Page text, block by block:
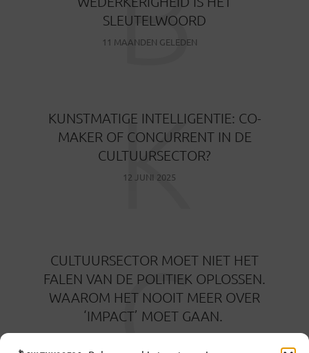
SLEUTELWOORD
11 MAANDEN GELEDEN
KUNSTMATIGE INTELLIGENTIE: CO-
MAKER OF CONCURRENT IN DE
CULTUURSECTOR?
12 JUNI 2025
K
CULTUURSECTOR MOET NIET HET
FALEN VAN DE POLITIEK OPLOSSEN.
WAAROM HET NOOIT MEER OVER
‘IMPACT’ MOET GAAN.
C